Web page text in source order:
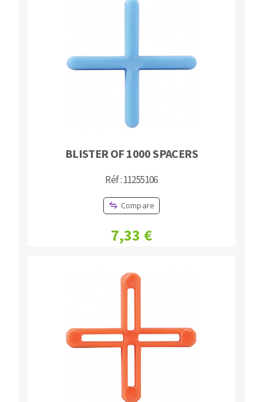
BLISTER OF 1000 SPACERS
Réf : 11255106
Compare
7,33 €